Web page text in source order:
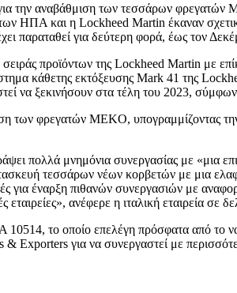
την αναβάθμιση των τεσσάρων
ΗΠΑ και η Lockheed Martin έκαναν
παραταθεί για δεύτερη φορά, έως τον
προϊόντων της Lockheed Martin με
κάθετης εκτόξευσης Mark 41 της
να ξεκινήσουν στα τέλη του 2023,
των φρεγατών MEKO, υπογραμμίζοντας
πολλά μνημόνια συνεργασίας με
τεσσάρων νέων κορβετών με μια
για έναρξη πιθανών συνεργασιών με
ανέφερε η ιταλική εταιρεία σε
το οποίο επελέγη πρόσφατα από το
για να συνεργαστεί με